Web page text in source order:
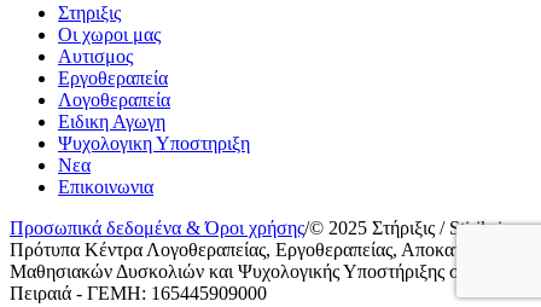
Στηριξις
Οι χωροι μας
Αυτισμος
Εργοθεραπεία
Λογοθεραπεία
Ειδικη Αγωγη
Ψυχολογικη Υποστηριξη
Νεα
Επικοινωνια
Προσωπικά δεδομένα & Όροι χρήσης/© 2025 Στήριξις / Stiriksis
Πρότυπα Κέντρα Λογοθεραπείας, Εργοθεραπείας, Αποκατάστασης
Μαθησιακών Δυσκολιών και Ψυχολογικής Υποστήριξης στον
Πειραιά - ΓΕΜΗ: 165445909000